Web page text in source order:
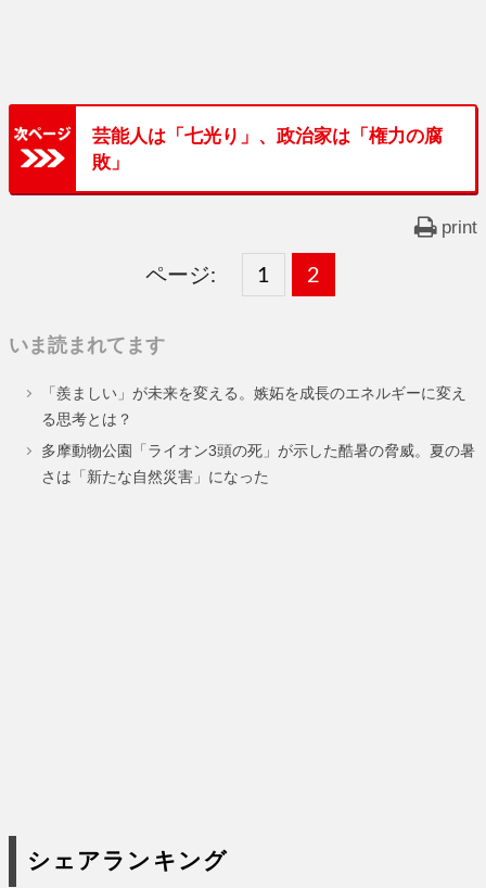
芸能人は「七光り」、政治家は「権力の腐
敗」
print
ページ:
固
ー
ジ
1 ,
固
ー
ジ
2
いま読まれてます
「羨ましい」が未来を変える。嫉妬を成長のエネルギーに変え
る思考とは？
多摩動物公園「ライオン3頭の死」が示した酷暑の脅威。夏の暑
さは「新たな自然災害」になった
シェアランキング